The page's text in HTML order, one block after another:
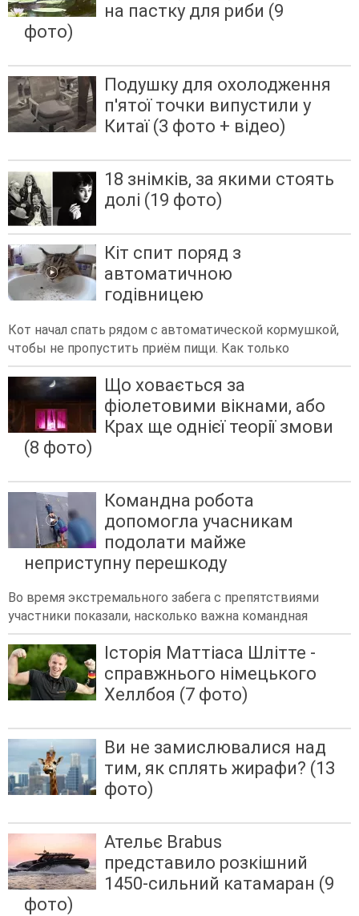
на пастку для риби (9
фото)
Подушку для охолодження
п'ятої точки випустили у
Китаї (3 фото + відео)
18 знімків, за якими стоять
долі (19 фото)
Кіт спит поряд з
автоматичною
годівницею
Кот начал спать рядом с автоматической кормушкой,
чтобы не пропустить приём пищи. Как только
Що ховається за
фіолетовими вікнами, або
Крах ще однієї теорії змови
(8 фото)
Командна робота
допомогла учасникам
подолати майже
неприступну перешкоду
Во время экстремального забега с препятствиями
участники показали, насколько важна командная
Історія Маттіаса Шлітте -
справжнього німецького
Хеллбоя (7 фото)
Ви не замислювалися над
тим, як сплять жирафи? (13
фото)
Ательє Brabus
представило розкішний
1450-сильний катамаран (9
фото)